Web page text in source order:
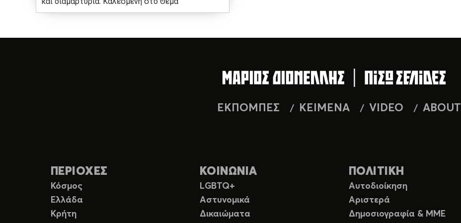
ΕΚΠΟΜΠΕΣ ΚΕΙΜΕΝΑ VIDEO ABOUT
ΠΕΡΙΟΧΕΣ
Κόσμος
Ελλάδα
Κρήτη
ΚΟΙΝΩΝΙΑ
LGBTQ+
Αστυνομικά
Δικαιώματα
ΠΟΛΙΤΙΚΗ
Αυτοδιοίκηση
Αριστερά
Δημοσιογραφία & ΜΜΕ